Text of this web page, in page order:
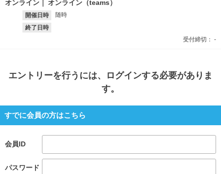
オンライン オンライン（teams）
開催日時
随時
終了日時
受付締切： -
エントリーを行うには、ログインする必要がありま
す。
すでに会員の方はこちら
会員ID
パスワード